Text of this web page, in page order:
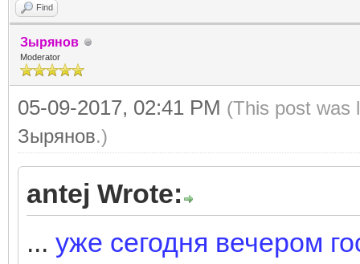
Find
Зырянов
Moderator
05-09-2017, 02:41 PM (This post was
Зырянов.)
antej Wrote:
... уже сегодня вечером